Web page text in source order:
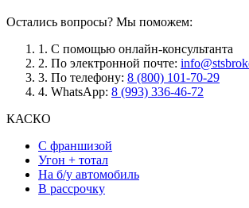
Остались вопросы? Мы поможем:
1. С помощью онлайн-консультанта
2. По электронной почте:
3. По телефону: 8 (800) 101-70-29
4. WhatsApp: 8 (993) 336-46-72
КАСКО
С франшизой
Угон + тотал
На б/у автомобиль
В рассрочку